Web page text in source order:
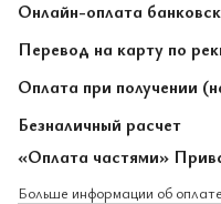
Онлайн-оплата
Перевод на карту по
Оплата при получении
Безналичный расчет
«Оплата частями»
Больше информации об оплате